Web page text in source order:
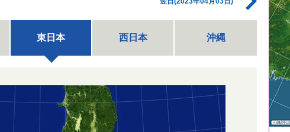
東日本 西日本 沖縄